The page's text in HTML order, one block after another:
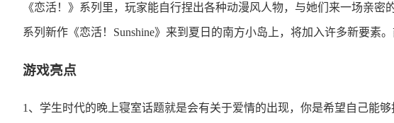
《恋活！》系列里，玩家能自行捏出各种动漫风人物，与她们来一场亲密
系列新作《恋活！Sunshine》来到夏日的南方小岛上，将加入许多新要素
游戏亮点
1、学生时代的晚上寝室话题就是会有关于爱情的出现，你是希望自己能够